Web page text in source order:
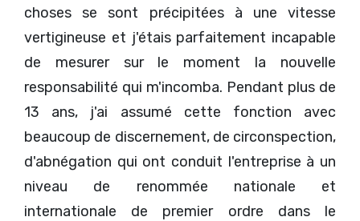
choses se sont précipitées à une vitesse
vertigineuse et j'étais parfaitement incapable
de mesurer sur le moment la nouvelle
responsabilité qui m'incomba. Pendant plus de
13 ans, j'ai assumé cette fonction avec
beaucoup de discernement, de circonspection,
d'abnégation qui ont conduit l'entreprise à un
niveau de renommée nationale et
internationale de premier ordre dans le